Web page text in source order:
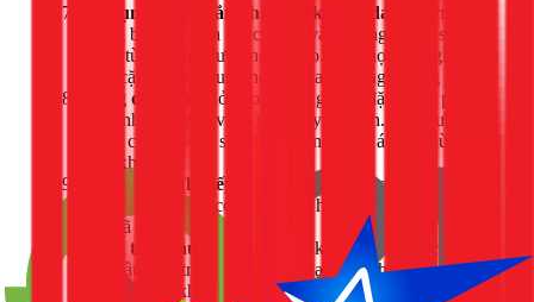
Sử dụng muối trắng hoặc baking soda:
Rắc một
lượng baking soda hoặc muối vào miệng cống, sau đó
đổ từ từ một ấm nước nóng vào. Hỗn hợp này giúp làm
sạch cặn bẩn và trung hòa mùi axit trong đường ống.
Dùng dầu gió:
Mở nắp lọ dầu gió và đặt ở góc phòng,
hoặc nhỏ vài giọt vào cuộn giấy vệ sinh. Mùi hương
mạnh của dầu gió sẽ khuếch tán và lấn át các mùi khó
chịu khác.
Treo lá dứa (lá nếp):
Một bó lá dứa tươi không chỉ
giúp khử mùi mà còn mang lại hương thơm tự nhiên,
dân dã và rất dễ chịu.
Xông tinh dầu:
Sử dụng máy khuếch tán với các loại
tinh dầu như tràm trà, bạc hà, cam chanh để diệt khuẩn
trong không khí và tạo hương thơm thư giãn.